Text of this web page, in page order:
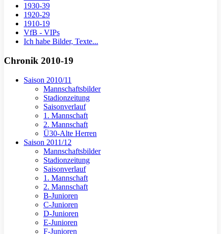
1930-39
1920-29
1910-19
VfB - VIPs
Ich habe Bilder, Texte...
Chronik 2010-19
Saison 2010/11
Mannschaftsbilder
Stadionzeitung
Saisonverlauf
1. Mannschaft
2. Mannschaft
Ü30-Alte Herren
Saison 2011/12
Mannschaftsbilder
Stadionzeitung
Saisonverlauf
1. Mannschaft
2. Mannschaft
B-Junioren
C-Junioren
D-Junioren
E-Junioren
F-Junioren